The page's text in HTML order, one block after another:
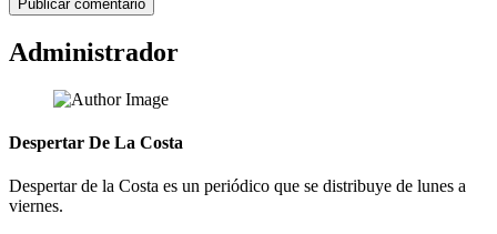
Administrador
Despertar De La Costa
Despertar de la Costa es un periódico que se distribuye de lunes a
viernes.